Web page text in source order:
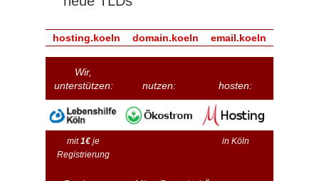
hosting.koeln domain.koeln email.koeln
Wir,
unterstützen:
mit1€ je
Registrierung
nutzen: hosten:
in Köln